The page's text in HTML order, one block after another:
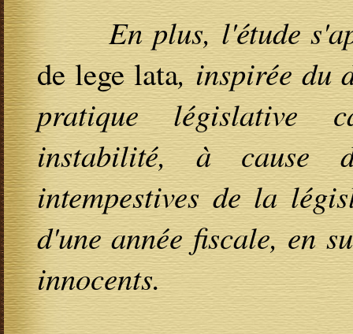
En plus, l'étude
de lege lata, inspirée du
pratique législative
instabilité, à cause
intempestives de la
d'une année fiscale, en
innocents.